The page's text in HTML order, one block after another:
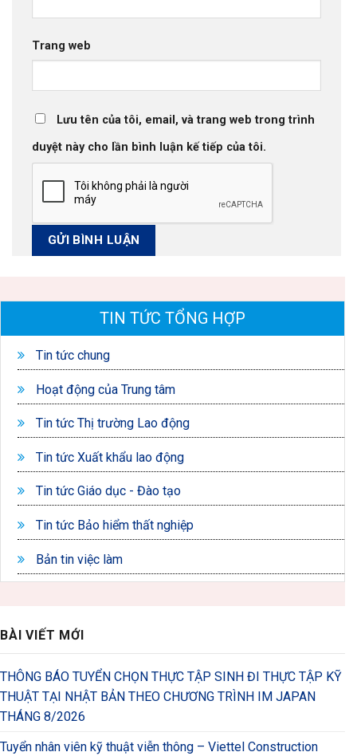
Trang web
Lưu tên của tôi, email, và trang web trong trình
duyệt này cho lần bình luận kế tiếp của tôi.
TIN TỨC TỔNG HỢP
Tin tức chung
Hoạt động của Trung tâm
Tin tức Thị trường Lao động
Tin tức Xuất khẩu lao động
Tin tức Giáo dục - Đào tạo
Tin tức Bảo hiểm thất nghiệp
Bản tin việc làm
BÀI VIẾT MỚI
THÔNG BÁO TUYỂN CHỌN THỰC TẬP SINH ĐI THỰC TẬP KỸ
THUẬT TẠI NHẬT BẢN THEO CHƯƠNG TRÌNH IM JAPAN
THÁNG 8/2026
Tuyển nhân viên kỹ thuật viễn thông – Viettel Construction